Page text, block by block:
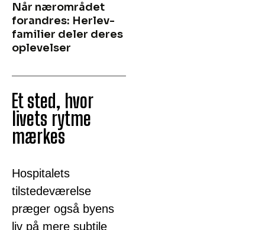
Når nærområdet
forandres: Herlev-
familier deler deres
oplevelser
Et sted, hvor
livets rytme
mærkes
Hospitalets
tilstedeværelse
præger også byens
liv på mere subtile